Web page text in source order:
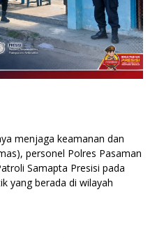
menjaga keamanan dan
personel Polres Pasaman
Samapta Presisi pada
yang berada di wilayah